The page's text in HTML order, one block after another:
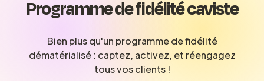
Programme de fidélité caviste
Bien plus qu'un programme de fidélité
dématérialisé : captez, activez, et réengagez
tous vos clients !